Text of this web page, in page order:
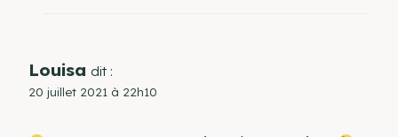
Louisa dit :
20 juillet 2021 à 22h10